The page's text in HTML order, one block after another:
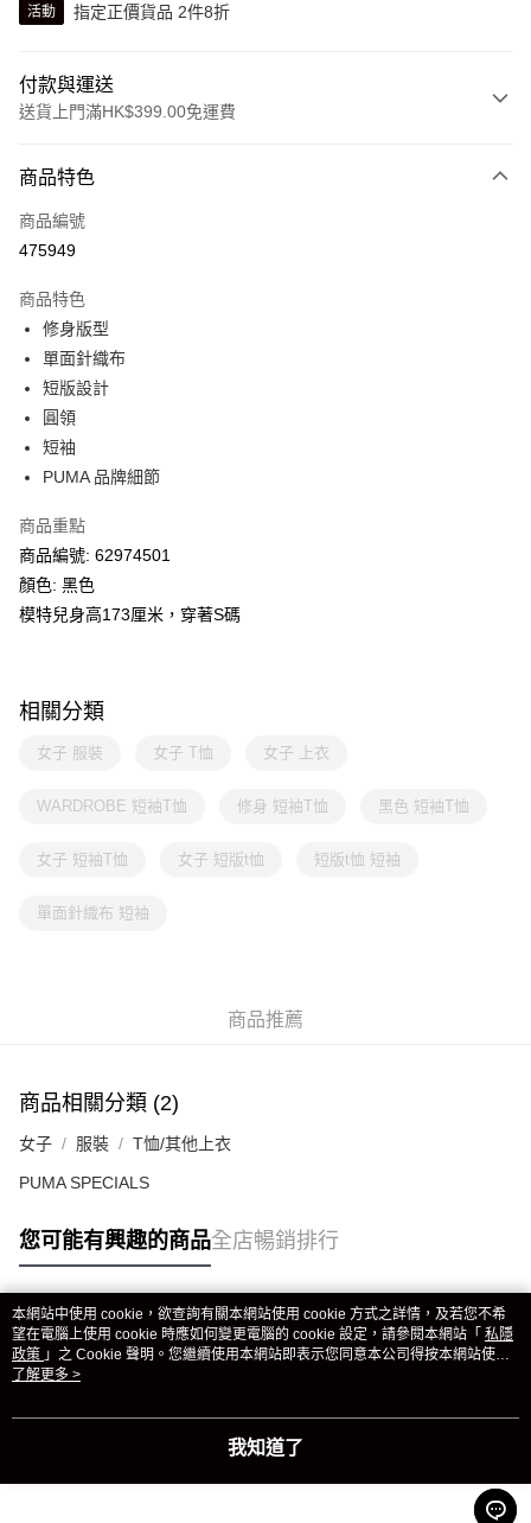
活動 指定正價貨品 2件8折
付款與運送
送貨上門滿HK$399.00免運費
信用卡
線上付款
Alipay, PayMe, WeChat Pay, UnionPay, FPS
送貨方式
單筆訂單淨值滿$399可享免運費優惠
每筆HK$30.00，滿HK$399.00或以上免運費
滿$599可享澳門免運費優惠
商品特色
商品編號
475949
商品特色
修身版型
單面針織布
短版設計
圓領
短袖
PUMA 品牌細節
商品重點
商品編號: 62974501
顏色: 黑色
模特兒身高173厘米，穿著S碼
相關分類
女子 服裝 女子 T恤 女子 上衣
WARDROBE 短袖T恤 修身 短袖T恤 黑色 短袖T恤
女子 短袖T恤 女子 短版t恤 短版t恤 短袖
單面針織布 短袖
商品推薦
商品相關分類 (2)
女子 服裝 T恤/其他上衣
PUMA SPECIALS
您可能有興趣的商品全店暢銷排行
熱門標籤
熱銷排行
本網站中使用 cookie，欲查詢有關本網站使用 cookie 方式之詳情，及若您不希
望在電腦上使用 cookie 時應如何變更電腦的 cookie 設定，請參閱本網站「 私隱
政策 」之 Cookie 聲明。您繼續使用本網站即表示您同意本公司得按本網站使用
條款之 Cookie 聲明使用 cookie。
了解更多 >
我知道了